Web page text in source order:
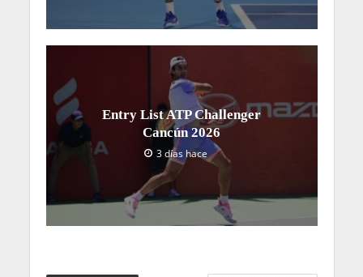
Entry List ATP Challenger
Cancún 2026
3 días hace